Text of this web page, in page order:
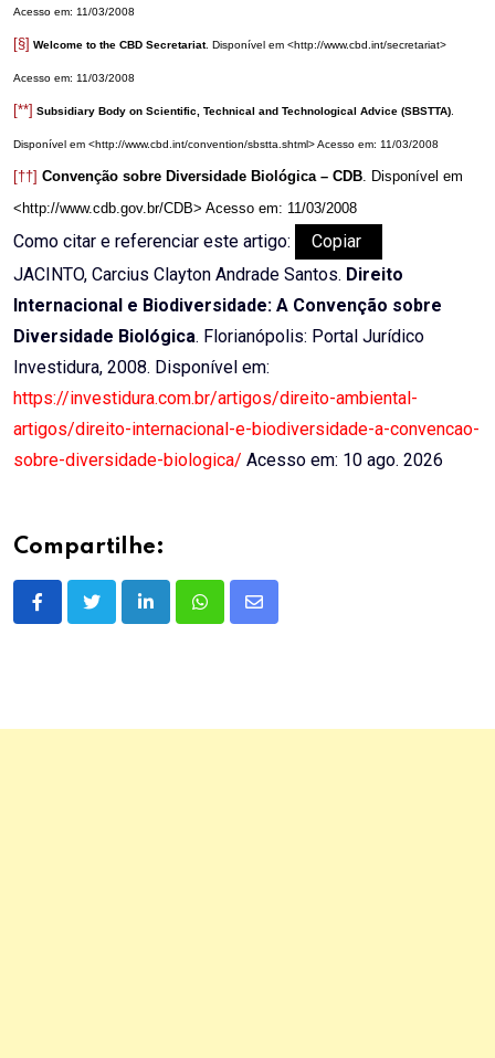
Acesso em: 11/03/2008
[§] Welcome to the CBD Secretariat. Disponível em <http://www.cbd.int/secretariat>
Acesso em: 11/03/2008
[**] Subsidiary Body on Scientific, Technical and Technological Advice (SBSTTA).
Disponível em <http://www.cbd.int/convention/sbstta.shtml> Acesso em: 11/03/2008
[††] Convenção sobre Diversidade Biológica – CDB. Disponível em
<http://www.cdb.gov.br/CDB> Acesso em: 11/03/2008
Como citar e referenciar este artigo:
Copiar
JACINTO, Carcius Clayton Andrade Santos. Direito
Internacional e Biodiversidade: A Convenção sobre
Diversidade Biológica. Florianópolis: Portal Jurídico
Investidura, 2008. Disponível em:
https://investidura.com.br/artigos/direito-ambiental-
artigos/direito-internacional-e-biodiversidade-a-convencao-
sobre-diversidade-biologica/ Acesso em: 10 ago. 2026
Compartilhe:
LinkedInWhatsappShare